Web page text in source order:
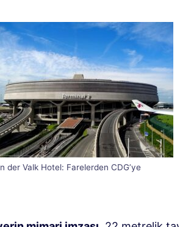
der Valk Hotel: Farelerden CDG’ye